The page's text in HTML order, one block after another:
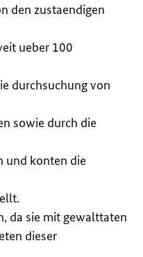
den zustaendigen
ueber 100
durchsuchung von
sowie durch die
und konten die
da sie mit gewalttaten
dieser